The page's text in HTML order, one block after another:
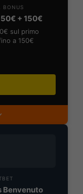
BONUS
+ 150€
sul primo
a 150€
Benvenuto